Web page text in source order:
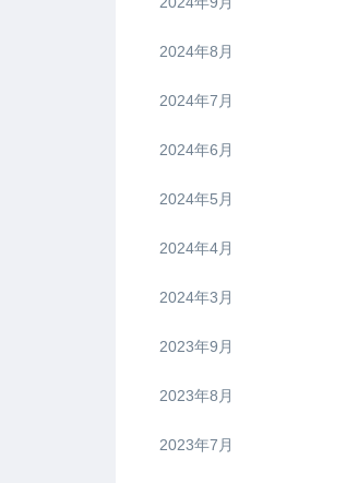
2024年8月
2024年7月
2024年6月
2024年5月
2024年4月
2024年3月
2023年9月
2023年8月
2023年7月